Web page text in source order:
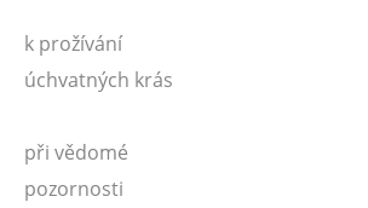
k prožívání
úchvatných krás
při vědomé
pozornosti